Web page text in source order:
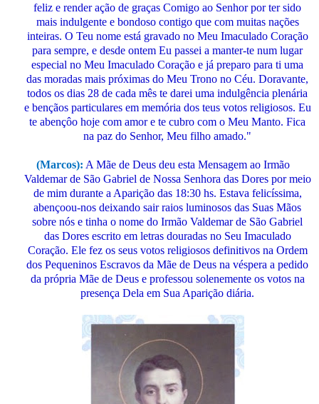
feliz e render ação de graças Comigo ao Senhor por ter sido
mais indulgente e bondoso contigo que com muitas nações
inteiras. O Teu nome está gravado no Meu Imaculado Coração
para sempre, e desde ontem Eu passei a manter-te num lugar
especial no Meu Imaculado Coração e já preparo para ti uma
das moradas mais próximas do Meu Trono no Céu. Doravante,
todos os dias 28 de cada mês te darei uma indulgência plenária
e bençãos particulares em memória dos teus votos religiosos. Eu
te abençôo hoje com amor e te cubro com o Meu Manto. Fica
na paz do Senhor, Meu filho amado."
(Marcos): A Mãe de Deus deu esta Mensagem ao Irmão
Valdemar de São Gabriel de Nossa Senhora das Dores por meio
de mim durante a Aparição das 18:30 hs. Estava felicíssima,
abençoou-nos deixando sair raios luminosos das Suas Mãos
sobre nós e tinha o nome do Irmão Valdemar de São Gabriel
das Dores escrito em letras douradas no Seu Imaculado
Coração. Ele fez os seus votos religiosos definitivos na Ordem
dos Pequeninos Escravos da Mãe de Deus na véspera a pedido
da própria Mãe de Deus e professou solenemente os votos na
presença Dela em Sua Aparição diária.